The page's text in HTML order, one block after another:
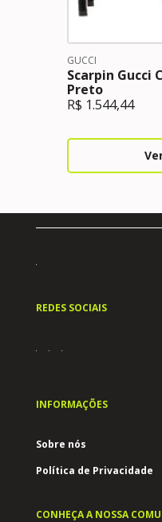
GUCCI
Scarpin Gucci
Preto
R$ 1.544,44
REDES SOCIAIS
INFORMAÇÕES
Sobre nós
Política de Privacidade
CONHEÇA A NOSSA